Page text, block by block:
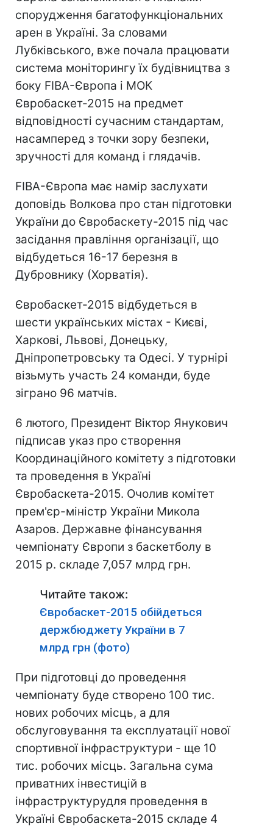
спорудження багатофункціональних
арен в Україні. За словами
Лубківського, вже почала працювати
система моніторингу їх будівництва з
боку FIBA-Європа і МОК
Євробаскет-2015 на предмет
відповідності сучасним стандартам,
насамперед з точки зору безпеки,
зручності для команд і глядачів.
FIBA-Європа має намір заслухати
доповідь Волкова про стан підготовки
України до Євробаскету-2015 під час
засідання правління організації, що
відбудеться 16-17 березня в
Дубровнику (Хорватія).
Євробаскет-2015 відбудеться в
шести українських містах - Києві,
Харкові, Львові, Донецьку,
Дніпропетровську та Одесі. У турнірі
візьмуть участь 24 команди, буде
зіграно 96 матчів.
6 лютого, Президент Віктор Янукович
підписав указ про створення
Координаційного комітету з підготовки
та проведення в Україні
Євробаскета-2015. Очолив комітет
прем'єр-міністр України Микола
Азаров. Державне фінансування
чемпіонату Європи з баскетболу в
2015 р. складе 7,057 млрд грн.
Читайте також:
Євробаскет-2015 обійдеться
держбюджету України в 7
млрд грн (фото)
При підготовці до проведення
чемпіонату буде створено 100 тис.
нових робочих місць, а для
обслуговування та експлуатації нової
спортивної інфраструктури - ще 10
тис. робочих місць. Загальна сума
приватних інвестицій в
інфраструктурудля проведення в
Україні Євробаскета-2015 складе 4